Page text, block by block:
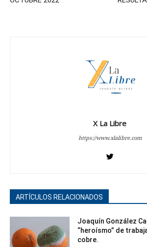
X La Libre
https://www.xlalibre.com
ARTÍCULOS RELACIONADOS
Joaquín González
“heroísmo” de
cobre.